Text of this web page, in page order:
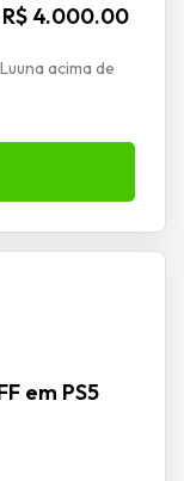
4.000.00
acima de
em PS5